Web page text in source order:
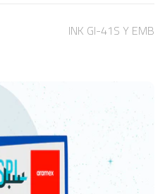
INK GI-41S Y EMB